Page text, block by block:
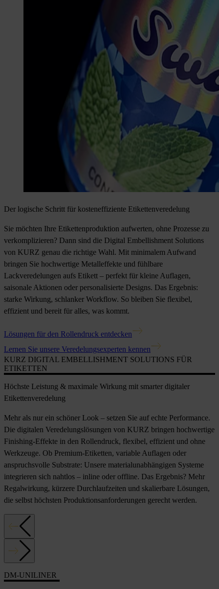
Der logische Schritt für kosteneffiziente Etikettenveredelung
Sie möchten Ihre Etikettenproduktion aufwerten, ohne Prozesse zu
verkomplizieren? Dann sind die Digital Embellishment Solutions
von KURZ genau die richtige Wahl. Mit minimalem Aufwand
bringen Sie hochwertige Metalleffekte und fühlbare
Lackveredelungen aufs Etikett – perfekt für kleine Auflagen,
saisonale Aktionen oder personalisierte Designs. Das Ergebnis:
starke Wirkung, schlanker Workflow. So bleiben Sie flexibel,
effizient und bereit für alles, was kommt.
Lösungen für den Rollendruck entdecken
Lernen Sie unsere Veredelungsexperten kennen
KURZ DIGITAL EMBELLISHMENT SOLUTIONS FÜR
ETIKETTEN
Höchste Leistung & maximale Wirkung mit smarter digitaler
Etikettenveredelung
Mehr als nur ein schöner Look – setzen Sie auf echte Performance.
Die digitalen Veredelungslösungen von KURZ bringen hochwertige
Finishing-Effekte in den Rollendruck, flexibel, effizient und ohne
Werkzeuge. Ob Premium-Etiketten, variable Auflagen oder
anspruchsvolle Substrate: Unsere materialunabhängigen Systeme
integrieren sich nahtlos – inline oder offline. Das Ergebnis? Mehr
Regalwirkung, kürzere Durchlaufzeiten und skalierbare Lösungen,
die selbst höchsten Produktionsanforderungen gerecht werden.
DM-UNILINER